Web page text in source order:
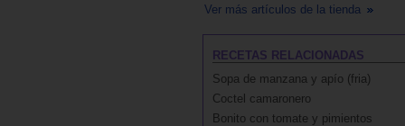
Ver más artículos de la tienda
RECETAS RELACIONADAS
Sopa de manzana y apío (fria)
Coctel camaronero
Bonito con tomate y pimientos